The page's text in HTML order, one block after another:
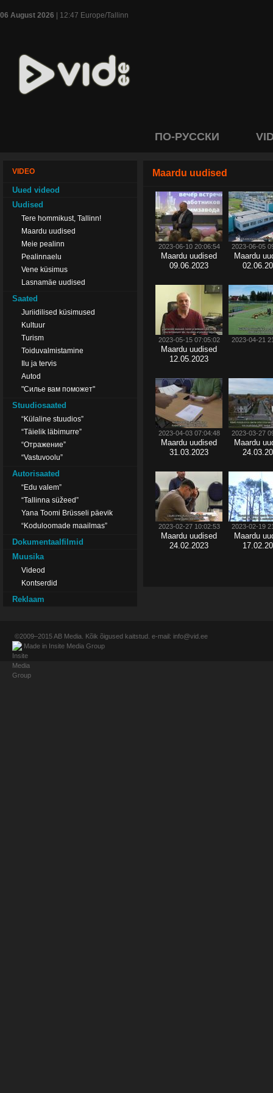
06 August 2026 | 12:47 Europe/Tallinn
ПО-РУССКИ
VIDEO
Uued videod
Uudised
Tere hommikust, Tallinn!
Maardu uudised
Meie pealinn
Pealinnaelu
Vene küsimus
Lasnamäe uudised
Saated
Juriidilised küsimused
Kultuur
Turism
Toiduvalmistamine
Ilu ja tervis
Autod
"Силье вам поможет"
Stuudiosaated
“Külaline stuudios”
“Täielik läbimurre”
“Отражение”
“Vastuvoolu”
Autorisaated
“Edu valem”
“Tallinna süžeed”
Yana Toomi Brüsseli päevik
“Koduloomade maailmas”
Dokumentaalfilmid
Muusika
Videod
Kontserdid
Reklaam
Maardu uudised
2023-06-10 20:06:54
Maardu uudised
09.06.2023
2023-06-05
Maardu
2023-05-15 07:05:02
Maardu uudised
12.05.2023
2023-04-21
2023-04-03 07:04:48
Maardu uudised
31.03.2023
2023-03-27
Maardu
2023-02-27 10:02:53
Maardu uudised
24.02.2023
2023-02-19
Maardu
©2009–2015AB Media . Kõik õigused kaitstud. e-mail: info@vid.ee
Made in Insite Media Group